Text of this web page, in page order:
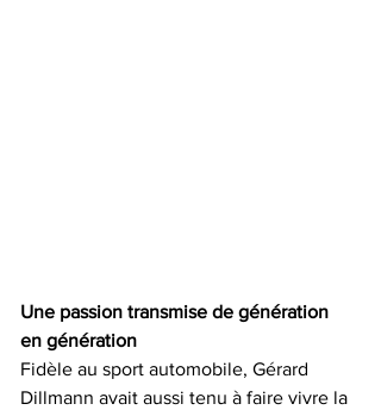
Une passion transmise de génération
en génération
Fidèle au sport automobile, Gérard
Dillmann avait aussi tenu à faire vivre la